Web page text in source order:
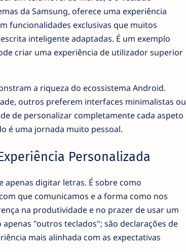
da Samsung, oferece uma experiência
funcionalidades exclusivas que muitos
inteligente adaptadas. É um exemplo
criar uma experiência de utilizador superior
a riqueza do ecossistema Android.
outros preferem interfaces minimalistas ou
de personalizar completamente cada aspeto
é uma jornada muito pessoal.
Personalizada
apenas digitar letras. É sobre como
que comunicamos e a forma como nos
na produtividade e no prazer de usar um
"outros teclados"; são declarações de
mais alinhada com as expectativas